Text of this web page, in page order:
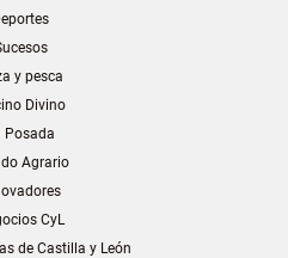
y pesca
Divino
Posada
Agrario
CyL
de Castilla y León